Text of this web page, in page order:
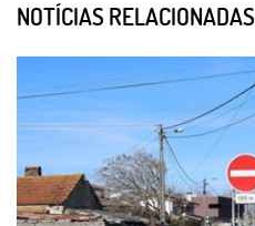
NOTÍCIAS RELACIONADAS